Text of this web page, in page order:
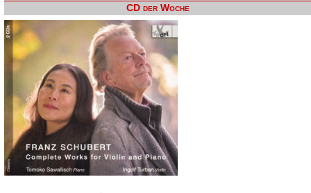
CD der Woche